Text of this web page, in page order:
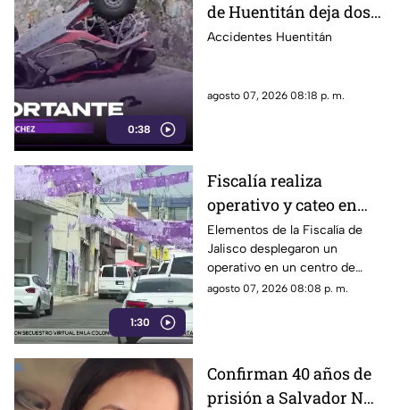
0:38
de Huentitán deja dos
personas heridas
Accidentes Huentitán
agosto 07, 2026 08:18 p. m.
1:30
Fiscalía realiza
operativo y cateo en
anexo de la colonia
Olímpica en
Guadalajara
Elementos de la Fiscalía de
Jalisco desplegaron un
operativo en un centro de
rehabilitación de la colonia
agosto 07, 2026 08:08 p. m.
Confirman 40 años de
prisión a Salvador N